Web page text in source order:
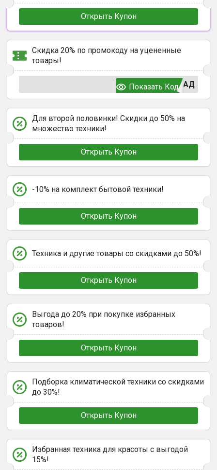
Открыть Купон
Скидка 20% по промокоду на уцененные
товары!
ПАД
Показать Код
Для второй половинки! Скидки до 50% на
множество техники!
Открыть Купон
-10% на комплект бытовой техники!
Открыть Купон
Техника и другие товары со скидками до 50%!
Открыть Купон
Выгода до 20% при покупке избранных
товаров!
Открыть Купон
Подборка климатической техники со скидками
до 30%!
Открыть Купон
Избранная техника для красоты с выгодой
15%!